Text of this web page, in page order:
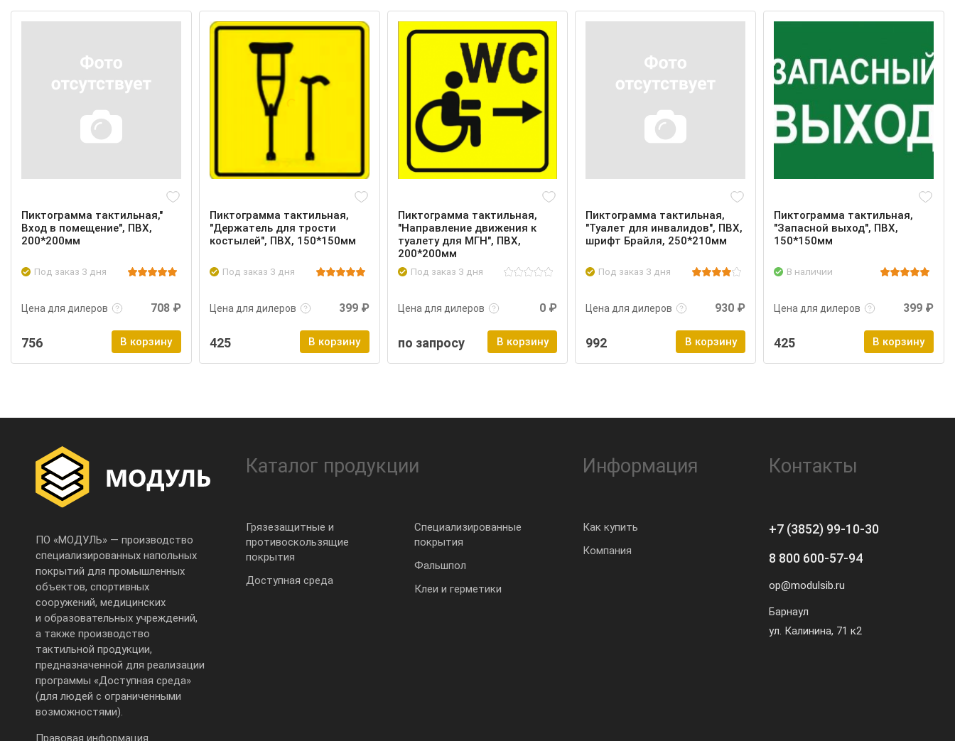
Пиктограмма тактильная,"
Вход в помещение", ПВХ,
200*200мм
Под заказ 3 дня
Цена для дилеров
Подробнее Войти
708 ₽
756 В корзину
Пиктограмма тактильная,
"Держатель для трости
костылей", ПВХ, 150*150мм
Под заказ 3 дня
Цена для дилеров
Подробнее Войти
399 ₽
425 В корзину
Пиктограмма тактильная,
"Направление движения к
туалету для МГН", ПВХ,
200*200мм
Под заказ 3 дня
Цена для дилеров
Подробнее Войти
0 ₽
по запросу В корзину
Пиктограмма тактильная,
"Туалет для инвалидов", ПВХ,
шрифт Брайля, 250*210мм
Под заказ 3 дня
Цена для дилеров
Подробнее Войти
930 ₽
992 В корзину
Пиктограмма тактильная,
"Запасной выход", ПВХ,
150*150мм
В наличии
Цена для дилеров
Подробнее Войти
399 ₽
425 В корзину
ПО «МОДУЛЬ» — производство
специализированных напольных
покрытий для промышленных
объектов, спортивных
сооружений, медицинских
и образовательных учреждений,
а также производство
тактильной продукции,
предназначенной для реализации
программы «Доступная среда»
(для людей с ограниченными
возможностями).
Правовая информация
Каталог продукции
Грязезащитные и
противоскользящие
покрытия
Доступная среда
Специализированные
покрытия
Фальшпол
Клеи и герметики
Информация
Как купить
Компания
Контакты
+7 (3852) 99-10-30
8 800 600-57-94
op@modulsib.ru
Барнаул
ул. Калинина, 71 к2